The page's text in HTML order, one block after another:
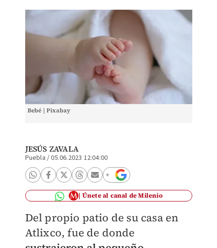
Bebé | Pixabay
JESÚS ZAVALA
Puebla /05.06.2023 12:04:00
Únete al canal de Milenio
Del propio patio de su casa en
Atlixco, fue de donde